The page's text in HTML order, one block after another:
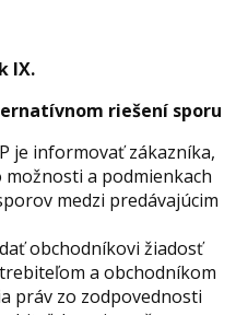
IX.
riešení sporu
je informovať zákazníka,
a podmienkach
medzi predávajúcim
obchodníkovi žiadosť
a obchodníkom
práv zo zodpovednosti